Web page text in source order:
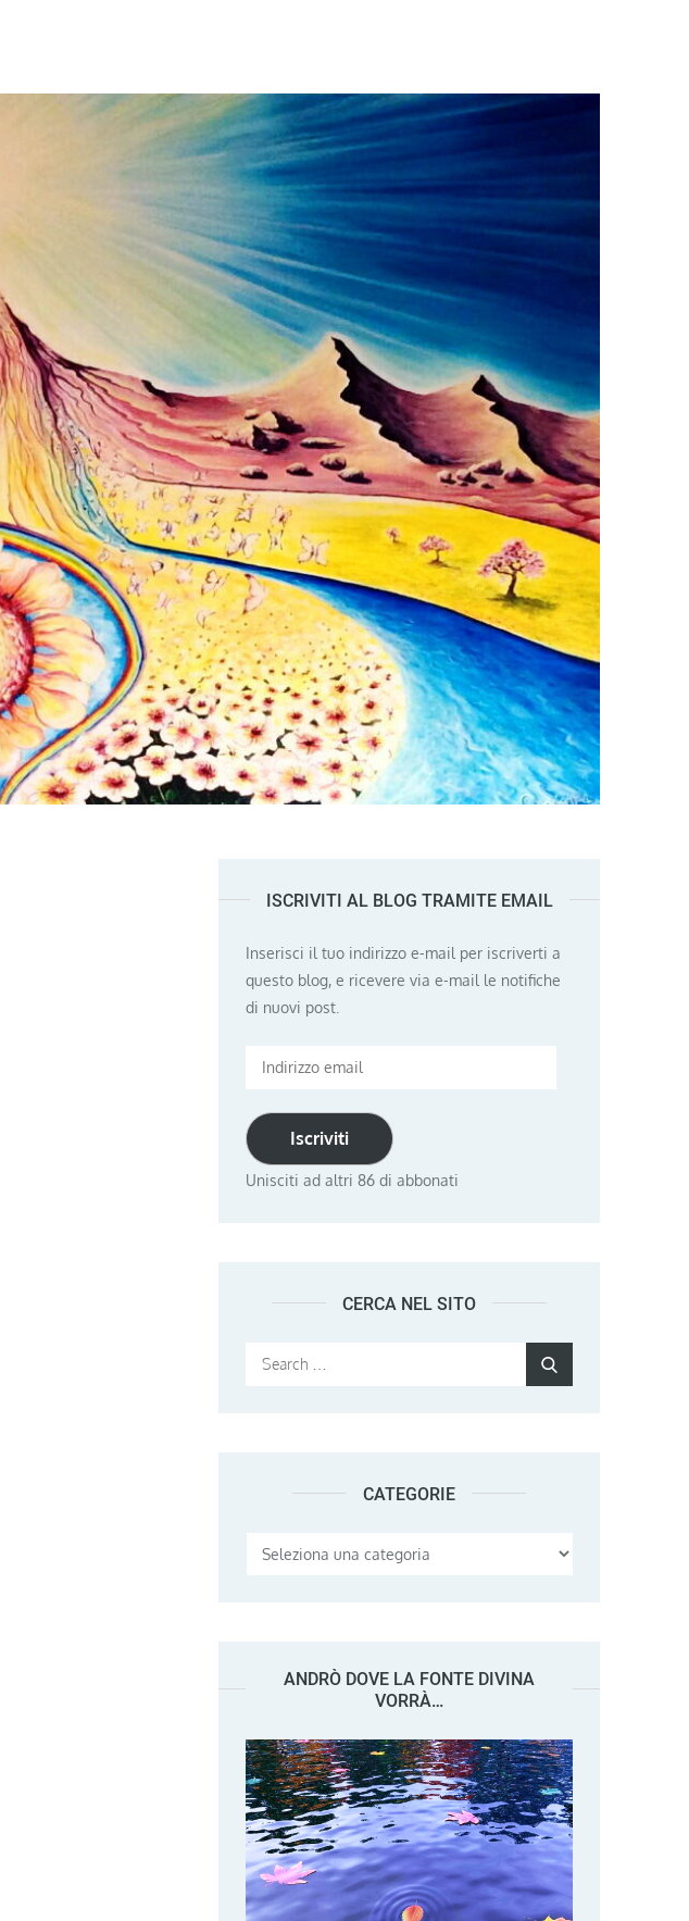
ISCRIVITI AL BLOG TRAMITE EMAIL
Inserisci il tuo indirizzo e-mail per iscriverti a
questo blog, e ricevere via e-mail le notifiche
di nuovi post.
Indirizzo
Iscriviti
Unisciti ad altri 86 di abbonati
CERCA NEL SITO
Search
CATEGORIE
Categorie
ANDRÒ DOVE LA FONTE DIVINA
VORRÀ…